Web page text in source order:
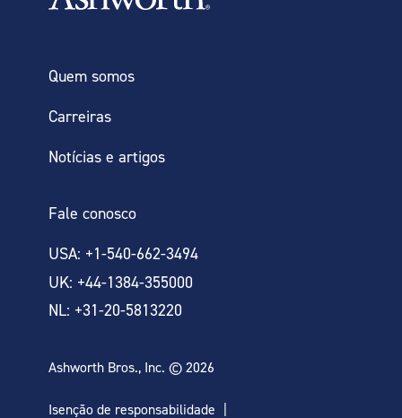
Quem somos
Carreiras
Notícias e artigos
Fale conosco
USA: +1-540-662-3494
UK: +44-1384-355000
NL: +31-20-5813220
Ashworth Bros., Inc. © 2026
Isenção de responsabilidade